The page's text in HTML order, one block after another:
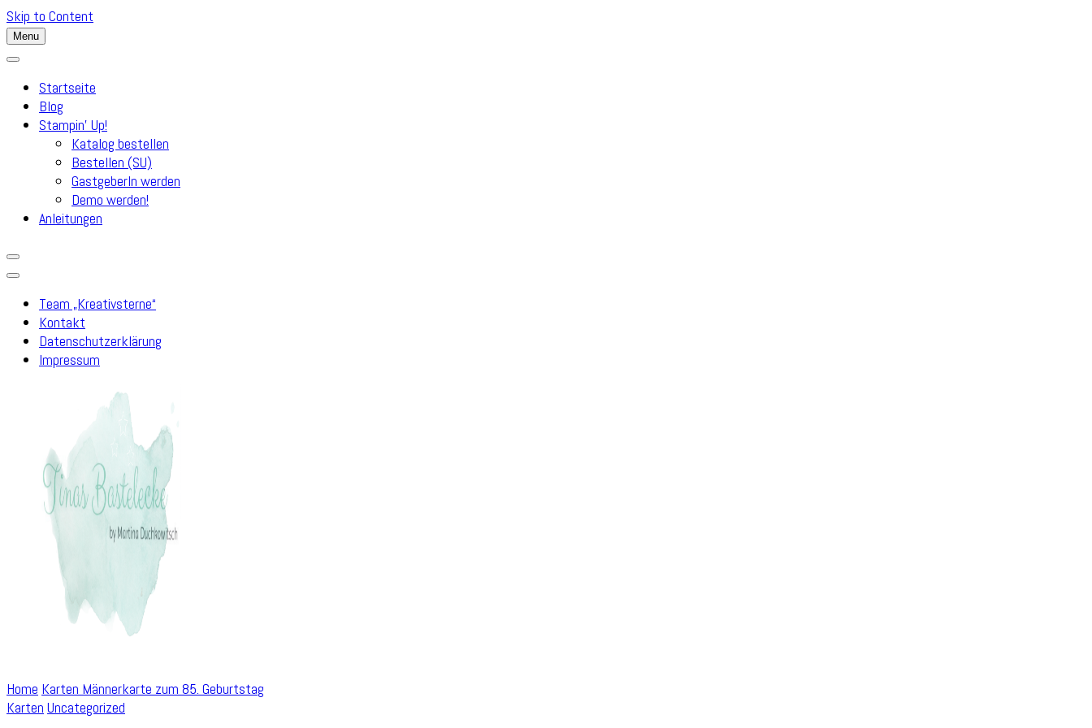
Skip to Content
Menu
Startseite
Blog
Stampin’ Up!
Katalog bestellen
Bestellen (SU)
GastgeberIn werden
Demo werden!
Anleitungen
Team „Kreativsterne“
Kontakt
Datenschutzerklärung
Impressum
Home Karten Männerkarte zum 85. Geburtstag
Karten Uncategorized